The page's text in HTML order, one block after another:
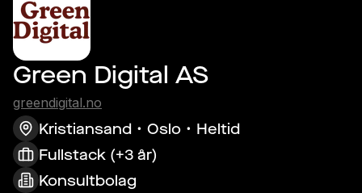
Green Digital AS
greendigital.no
Kristiansand Oslo
Heltid
Fullstack (+3 år)
Konsultbolag